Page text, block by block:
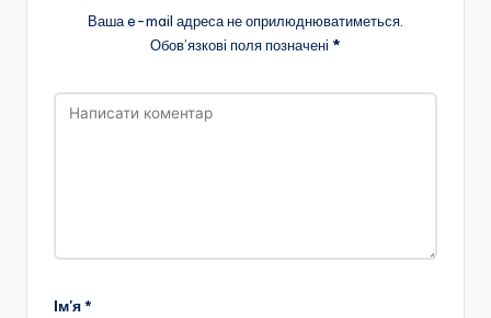
Ваша e-mail адреса не оприлюднюватиметься.
Обов’язкові поля позначені *
Ім'я*